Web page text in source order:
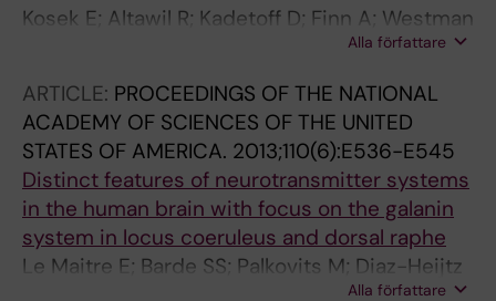
Kosek E; Altawil R; Kadetoff D; Finn A; Westman
M; Le Maitre E; Andersson M; Jensen-Urstad
Alla författare
ARTICLE: PROCEEDINGS OF THE NATIONAL
ACADEMY OF SCIENCES OF THE UNITED
STATES OF AMERICA. 2013;110(6):E536-E545
Distinct features of neurotransmitter systems
in the human brain with focus on the galanin
system in locus coeruleus and dorsal raphe
Le Maitre E; Barde SS; Palkovits M; Diaz-Heijtz
Alla författare